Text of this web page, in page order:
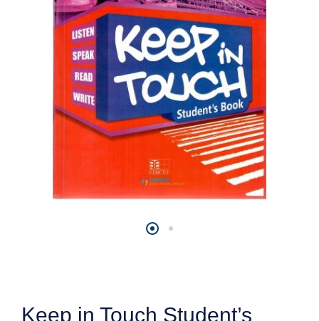
Keep in Touch Student’s